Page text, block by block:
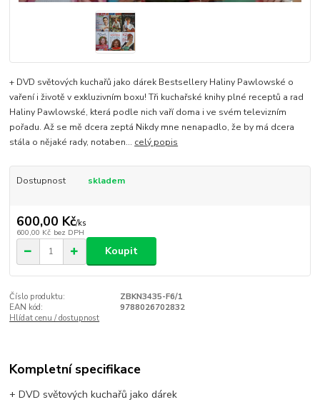
+ DVD světových kuchařů jako dárek Bestsellery Haliny Pawlowské o
vaření i životě v exkluzivním boxu! Tři kuchařské knihy plné receptů a rad
Haliny Pawlowské, která podle nich vaří doma i ve svém televizním
pořadu. Až se mě dcera zeptá Nikdy mne nenapadlo, že by má dcera
stála o nějaké rady, notaben... celý popis
Dostupnost skladem
600,00 Kč/ks
600,00 Kč bez DPH
Koupit
Číslo produktu:
ZBKN3435-F6/1
EAN kód:
9788026702832
Hlídat cenu / dostupnost
Kompletní specifikace
+ DVD světových kuchařů jako dárek